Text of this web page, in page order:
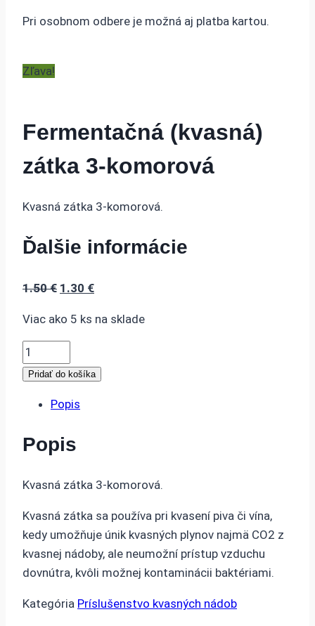
Pri osobnom odbere je možná aj platba kartou.
Zľava!
Fermentačná (kvasná)
zátka 3-komorová
Kvasná zátka 3-komorová.
Ďalšie informácie
1.50€ Pôvodná
bola:
1.50 €.
1.30 €Aktuálna
je:
Viac ako 5 ks na sklade
množstvo
Fermentačná
zátka
komorová
Pridať do košíka
Popis
Popis
Kvasná zátka 3-komorová.
Kvasná zátka sa používa pri kvasení piva či vína,
kedy umožňuje únik kvasných plynov najmä CO2 z
kvasnej nádoby, ale neumožní prístup vzduchu
dovnútra, kvôli možnej kontaminácii baktériami.
Kategória Príslušenstvo kvasných nádob